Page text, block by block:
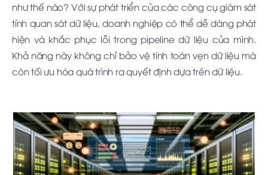
như thế nào? Với sự phát triển của các công cụ giám sát
tính quan sát dữ liệu, doanh nghiệp có thể dễ dàng phát
hiện và khắc phục lỗi trong pipeline dữ liệu của mình.
Khả năng này không chỉ bảo vệ tính toàn vẹn dữ liệu mà
còn tối ưu hóa quá trình ra quyết định dựa trên dữ liệu.